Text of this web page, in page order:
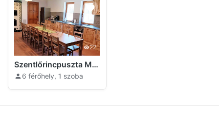
22
Szentlőrincpuszta Major Nyárlőrinc
6 férőhely, 1 szoba